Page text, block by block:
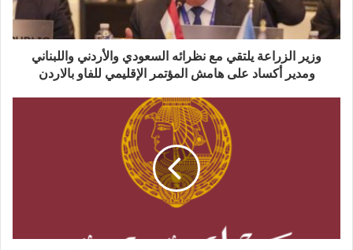
وزير الزراعة يلتقي مع نظرائه السعودي والأردني واللبناني
ومدير أكساد على هامش المؤتمر الإقليمي للفاو بالاردن